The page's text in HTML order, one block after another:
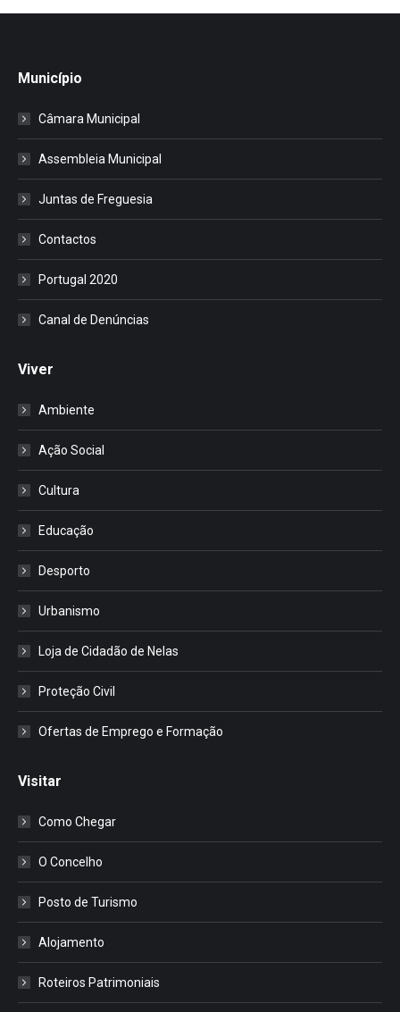
Município
Câmara Municipal
Assembleia Municipal
Juntas de Freguesia
Contactos
Portugal 2020
Canal de Denúncias
Viver
Ambiente
Ação Social
Cultura
Educação
Desporto
Urbanismo
Loja de Cidadão de Nelas
Proteção Civil
Ofertas de Emprego e Formação
Visitar
Como Chegar
O Concelho
Posto de Turismo
Alojamento
Roteiros Patrimoniais